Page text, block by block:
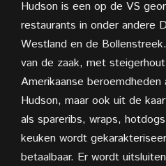
Hudson is een op de VS
restaurants in onder andere
Westland en de
van de zaak, met
Amerikaanse
Hudson, maar ook uit de
als spareribs, wraps,
keuken wordt
betaalbaar. Er wordt